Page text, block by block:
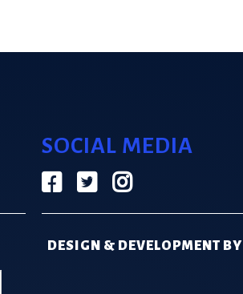
SOCIAL MEDIA
DESIGN & DEVELOPMENT BY